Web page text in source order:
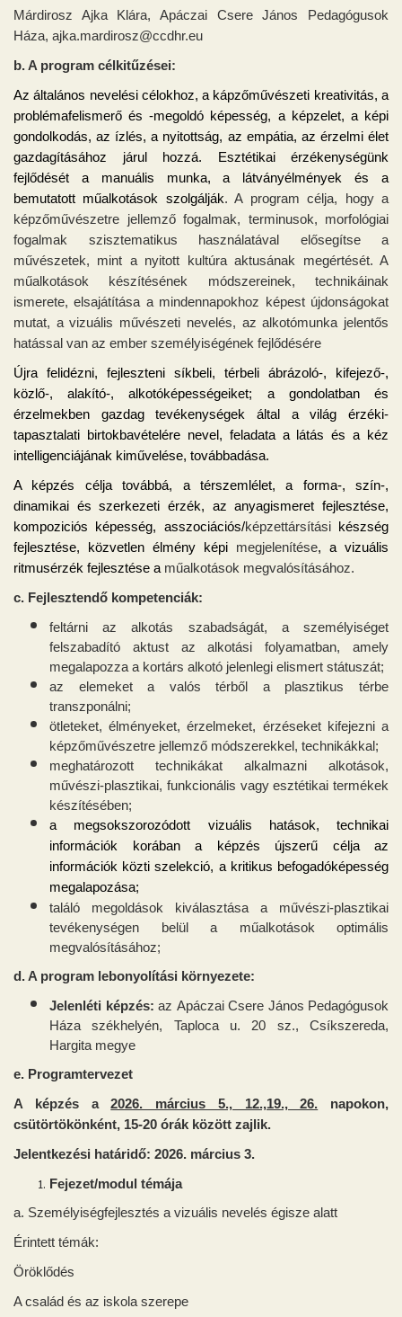
Márdirosz Ajka Klára, Apáczai Csere János Pedagógusok
Háza, ajka.mardirosz@ccdhr.eu
b. A program célkitűzései:
Az általános nevelési célokhoz, a kápzőművészeti kreativitás, a
problémafelismerő és -megoldó képesség, a képzelet, a képi
gondolkodás, az ízlés, a nyitottság, az empátia, az érzelmi élet
gazdagításához járul hozzá. Esztétikai érzékenységünk
fejlődését a manuális munka, a látványélmények és a
bemutatott műalkotások szolgálják. A program célja, hogy a
képzőművészetre jellemző fogalmak, terminusok, morfológiai
fogalmak szisztematikus használatával elősegítse a
művészetek, mint a nyitott kultúra aktusának megértését. A
műalkotások készítésének módszereinek, technikáinak
ismerete, elsajátítása a mindennapokhoz képest újdonságokat
mutat, a vizuális művészeti nevelés, az alkotómunka jelentős
hatással van az ember személyiségének fejlődésére
Újra felidézni, fejleszteni síkbeli, térbeli ábrázoló-, kifejező-,
közlő-, alakító-, alkotóképességeiket; a gondolatban és
érzelmekben gazdag tevékenységek által a világ érzéki-
tapasztalati birtokbavételére nevel, feladata a látás és a kéz
intelligenciájának kiművelése, továbbadása.
A képzés célja továbbá, a térszemlélet, a forma-, szín-,
dinamikai és szerkezeti érzék, az anyagismeret fejlesztése,
kompoziciós képesség, asszociációs/képzettársításikészség
fejlesztése, közvetlen élmény képi megjelenítése, a vizuális
ritmusérzék fejlesztése a műalkotások megvalósításához.
c. Fejlesztendő kompetenciák:
feltárni az alkotás szabadságát, a személyiséget
felszabadító aktust az alkotási folyamatban, amely
megalapozza a kortárs alkotó jelenlegi elismert státuszát;
az elemeket a valós térből a plasztikus térbe
transzponálni;
ötleteket, élményeket, érzelmeket, érzéseket kifejezni a
képzőművészetre jellemző módszerekkel, technikákkal;
meghatározott technikákat alkalmazni alkotások,
művészi-plasztikai, funkcionális vagy esztétikai termékek
készítésében;
a megsokszorozódott vizuális hatások, technikai
információk korában a képzés újszerű célja az
információk közti szelekció, a kritikus befogadóképesség
megalapozása;
találó megoldások kiválasztása a művészi-plasztikai
tevékenységen belül a műalkotások optimális
megvalósításához;
d. A program lebonyolítási környezete:
Jelenléti képzés: az Apáczai Csere János Pedagógusok
Háza székhelyén, Taploca u. 20 sz., Csíkszereda,
Hargita megye
e. Programtervezet
A képzés a2026. március 5., 12.,19., 26. napokon,
csütörtökönként, 15-20 órák között zajlik.
Jelentkezési határidő: 2026. március 3.
Fejezet/modul témája
a. Személyiségfejlesztés a vizuális nevelés égisze alatt
Érintett témák:
Öröklődés
A család és az iskola szerepe